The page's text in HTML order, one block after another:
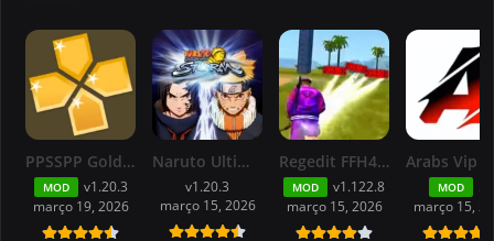
PPSSPP Gold APK – Emulador de PSP ONLINE
MOD
v1.20.3
março 19, 2026
Naruto Ultimate Ninja Storm 4 PSP PPSSPP For Android
v1.20.3
março 15, 2026
Regedit FFH4X Grátis Mod Menu Free Fire v1.122.8
MOD
v1.122.8
março 15, 2026
MOD
março 15,